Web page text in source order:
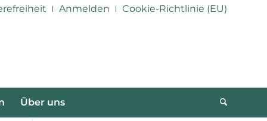
Anmelden Cookie-Richtlinie (EU)
Über uns